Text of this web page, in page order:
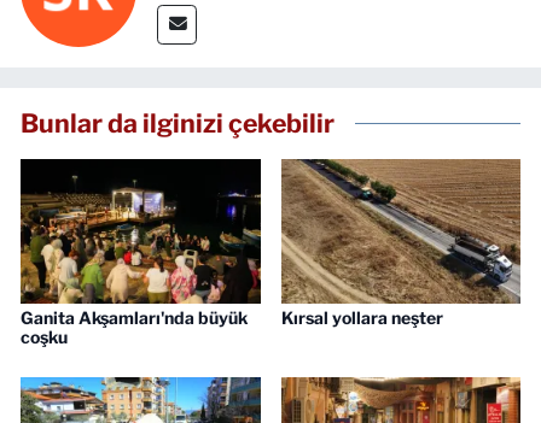
Bunlar da ilginizi çekebilir
Ganita Akşamları'nda büyük
coşku
Kırsal yollara neşter